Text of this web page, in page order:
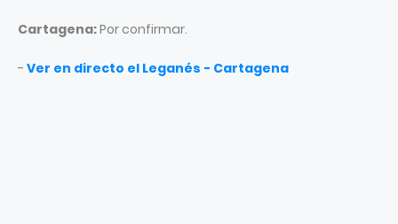
Cartagena:Por confirmar.
- Ver en directo el Leganés - Cartagena